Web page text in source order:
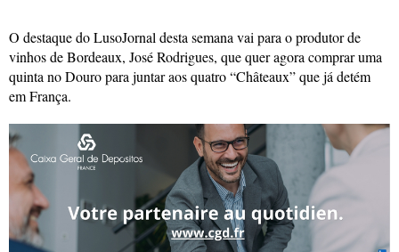
O destaque do LusoJornal desta semana vai para o produtor de
vinhos de Bordeaux, José Rodrigues, que quer agora comprar uma
quinta no Douro para juntar aos quatro “Châteaux” que já detém
em França.